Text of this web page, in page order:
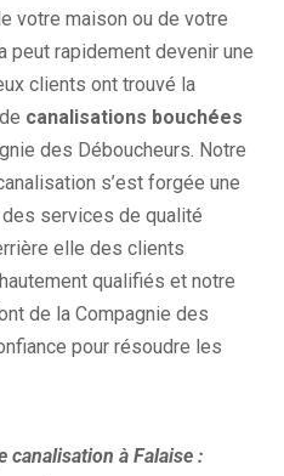
votre maison ou de votre
peut rapidement devenir une
clients ont trouvé la
canalisations bouchées
des Déboucheurs. Notre
s’est forgée une
services de qualité
elle des clients
qualifiés et notre
de la Compagnie des
pour résoudre les
canalisation à Falaise :